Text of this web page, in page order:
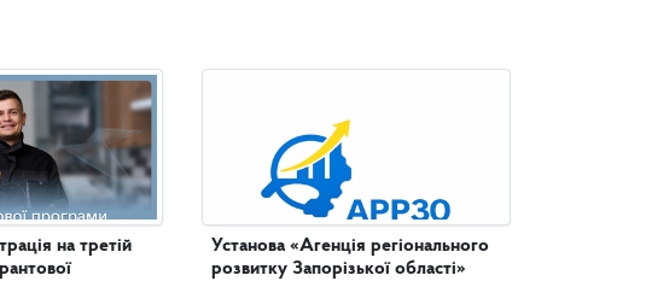
на третій
Установа «Агенція регіонального
розвитку Запорізької області»